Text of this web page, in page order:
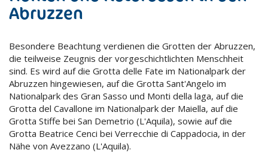
Abruzzen
Besondere Beachtung verdienen die Grotten der Abruzzen,
die teilweise Zeugnis der vorgeschichtlichten Menschheit
sind. Es wird auf die Grotta delle Fate im Nationalpark der
Abruzzen hingewiesen, auf die Grotta Sant'Angelo im
Nationalpark des Gran Sasso und Monti della laga, auf die
Grotta del Cavallone im Nationalpark der Maiella, auf die
Grotta Stiffe bei San Demetrio (L'Aquila), sowie auf die
Grotta Beatrice Cenci bei Verrecchie di Cappadocia, in der
Nähe von Avezzano (L'Aquila).